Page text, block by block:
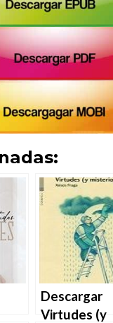
Descargar
Virtudes (y